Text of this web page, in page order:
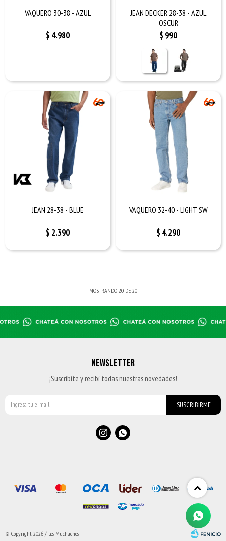
VAQUERO 30-38 - AZUL
$ 4.980
JEAN DECKER 28-38 - AZUL
OSCUR
$ 990
JEAN 28-38 - BLUE
$ 2.390
VAQUERO 32-40 - LIGHT SW
$ 4.290
MOSTRANDO 20DE 20
NEWSLETTER
¡Suscribite y recibí todas nuestras novedades!
SUSCRIBIRME
 
© Copyright 2026 / Los Muchachos